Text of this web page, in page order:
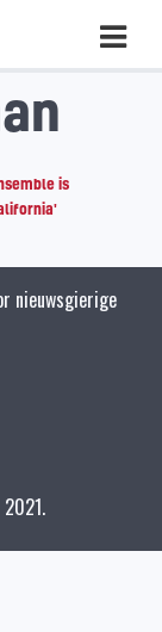
is
nieuwsgierige